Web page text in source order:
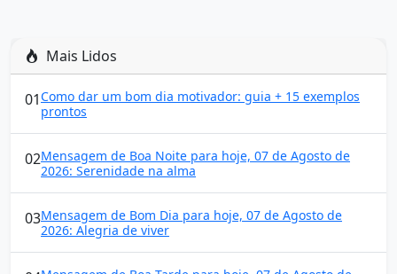
Mais Lidos
01Como dar um bom dia motivador: guia + 15 exemplos
prontos
02Mensagem de Boa Noite para hoje, 07 de Agosto de
2026: Serenidade na alma
03Mensagem de Bom Dia para hoje, 07 de Agosto de
2026: Alegria de viver